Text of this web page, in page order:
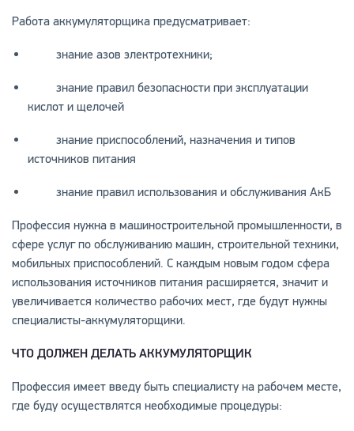
Работа аккумуляторщика предусматривает:
знание азов электротехники;
знание правил безопасности при эксплуатации
кислот и щелочей
знание приспособлений, назначения и типов
источников питания
знание правил использования и обслуживания АкБ
Профессия нужна в машиностроительной промышленности, в
сфере услуг по обслуживанию машин, строительной техники,
мобильных приспособлений. С каждым новым годом сфера
использования источников питания расширяется, значит и
увеличивается количество рабочих мест, где будут нужны
специалисты-аккумуляторщики.
ЧТО ДОЛЖЕН ДЕЛАТЬ АККУМУЛЯТОРЩИК
Профессия имеет введу быть специалисту на рабочем месте,
где буду осуществлятся необходимые процедуры: